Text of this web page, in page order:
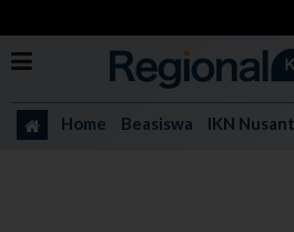
Home Beasiswa IKN